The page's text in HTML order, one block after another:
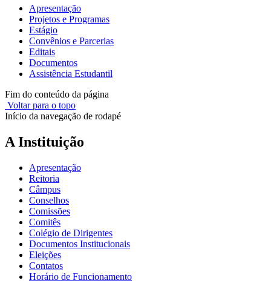
Apresentação
Projetos e Programas
Estágio
Convênios e Parcerias
Editais
Documentos
Assistência Estudantil
Fim do conteúdo da página
Voltar para o topo
Início da navegação de rodapé
A Instituição
Apresentação
Reitoria
Câmpus
Conselhos
Comissões
Comitês
Colégio de Dirigentes
Documentos Institucionais
Eleições
Contatos
Horário de Funcionamento